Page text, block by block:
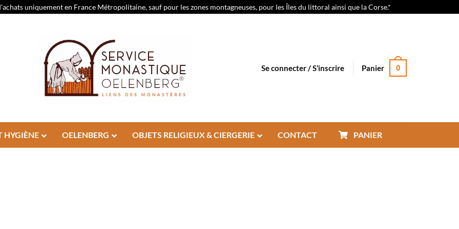
uniquement en France Métropolitaine, sauf pour les zones montagneuses, pour les Îles du littoral ainsi que la Corse.*
Se connecter / S’inscrire Panier 0
HYGIÈNE OELENBERG OBJETS RELIGIEUX & CIERGERIE CONTACT PANIER